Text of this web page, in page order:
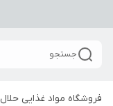
جستجو
فروشگاه مواد غذایی حلال